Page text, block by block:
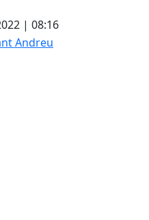
| 08:16
Andreu